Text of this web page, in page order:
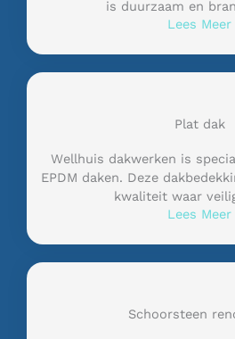
is duurzaam en
Lees Meer
Plat dak
Wellhuis dakwerken is
EPDM daken. Deze
kwaliteit waar
Lees Meer
Schoorsteen